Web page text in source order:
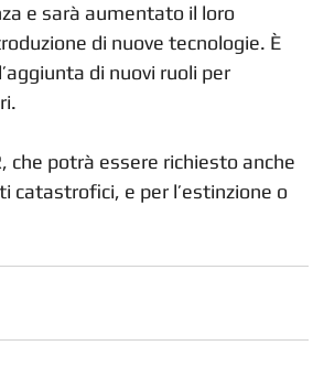
e sarà aumentato il loro
di nuove tecnologie. È
di nuovi ruoli per
che potrà essere richiesto anche
catastrofici, e per l’estinzione o